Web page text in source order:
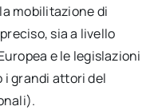
mobilitazione di
sia a livello
e le legislazioni
i grandi attori del